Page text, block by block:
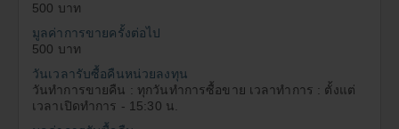
หุ้นระยะยาวที่ออกโดยบริษัทจัดการไปยื่นพร้อมกับ
12.
ผลการดำเนินงานในอดีตของกองทุนมิได้เป็นสิ่งยืนยันถึง
ผลการดำเนินงานในอนาคต
การลงทุนมีความเสี่ยง ผู้ลงทุนควรศึกษาข้อมูลก่อนตัดสิน
500 บาท
มูลค่าการขายครั้งต่อไป
500 บาท
วันเวลารับซื้อคืนหน่วยลงทุน
วันทำการขายคืน : ทุกวันทำการซื้อขาย เวลาทำการ : ตั้งแต่
เวลาเปิดทำการ - 15:30 น.